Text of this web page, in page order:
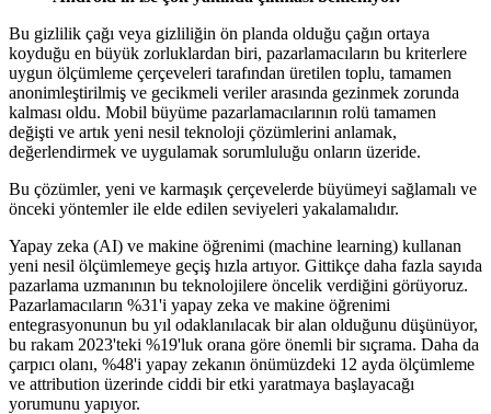
Bu gizlilik çağı veya gizliliğin ön planda olduğu çağın ortaya
koyduğu en büyük zorluklardan biri, pazarlamacıların bu kriterlere
uygun ölçümleme çerçeveleri tarafından üretilen toplu, tamamen
anonimleştirilmiş ve gecikmeli veriler arasında gezinmek zorunda
kalması oldu. Mobil büyüme pazarlamacılarının rolü tamamen
değişti ve artık yeni nesil teknoloji çözümlerini anlamak,
değerlendirmek ve uygulamak sorumluluğu onların üzeride.
Bu çözümler, yeni ve karmaşık çerçevelerde büyümeyi sağlamalı ve
önceki yöntemler ile elde edilen seviyeleri yakalamalıdır.
Yapay zeka (AI) ve makine öğrenimi (machine learning) kullanan
yeni nesil ölçümlemeye geçiş hızla artıyor. Gittikçe daha fazla sayıda
pazarlama uzmanının bu teknolojilere öncelik verdiğini görüyoruz.
Pazarlamacıların %31'i yapay zeka ve makine öğrenimi
entegrasyonunun bu yıl odaklanılacak bir alan olduğunu düşünüyor,
bu rakam 2023'teki %19'luk orana göre önemli bir sıçrama. Daha da
çarpıcı olanı, %48'i yapay zekanın önümüzdeki 12 ayda ölçümleme
ve attribution üzerinde ciddi bir etki yaratmaya başlayacağı
yorumunu yapıyor.